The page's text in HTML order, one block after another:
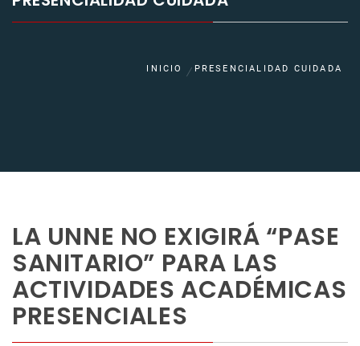
INICIO PRESENCIALIDAD CUIDADA
LA UNNE NO EXIGIRÁ “PASE
SANITARIO” PARA LAS
ACTIVIDADES ACADÉMICAS
PRESENCIALES